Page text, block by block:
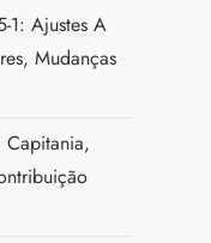
1: Ajustes A
Mudanças
Capitania,